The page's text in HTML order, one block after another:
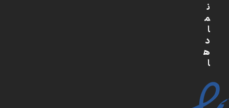
ن
م
ا
د
ه
ا